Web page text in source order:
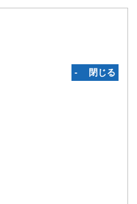
‐ 閉じる